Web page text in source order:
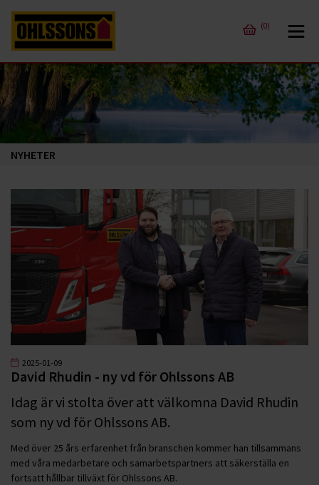
(0)
NYHETER
2025-01-09
David Rhudin - ny vd för Ohlssons AB
Idag är vi stolta över att välkomna David Rhudin
som ny vd för Ohlssons AB.
Med över 25 års erfarenhet från branschen kommer han tillsammans
med våra medarbetare och samarbetspartners att säkerställa en
fortsatt hållbar tillväxt för Ohlssons AB.